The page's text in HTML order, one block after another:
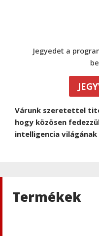
Jegyedet a
Várunk szeretettel
hogy közösen
intelligencia
Termékek